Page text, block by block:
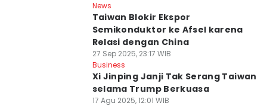
News
Taiwan Blokir Ekspor
Semikonduktor ke Afsel karena
Relasi dengan China
27 Sep 2025, 23:17 WIB
Business
Xi Jinping Janji Tak Serang Taiwan
selama Trump Berkuasa
17 Agu 2025, 12:01 WIB